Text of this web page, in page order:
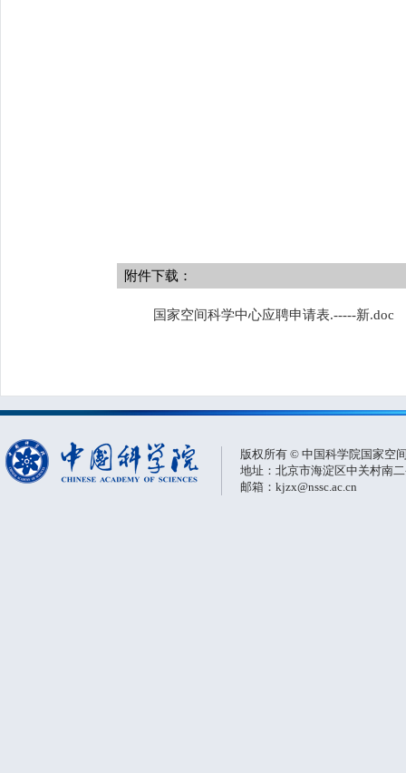
附件下载：
国家空间科学中心应聘申请表.-----新.doc
版权所有 © 中国科学院国家空
地址：北京市海淀区中关村南
邮箱：kjzx@nssc.ac.cn